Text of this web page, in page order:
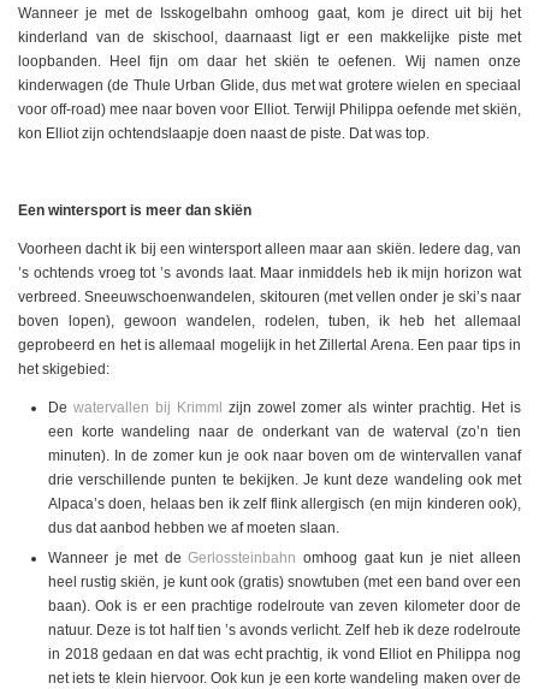
Wanneer je met de Isskogelbahn omhoog gaat, kom je direct uit bij het
kinderland van de skischool, daarnaast ligt er een makkelijke piste met
loopbanden. Heel fijn om daar het skiën te oefenen. Wij namen onze
kinderwagen (de Thule Urban Glide, dus met wat grotere wielen en speciaal
voor off-road) mee naar boven voor Elliot. Terwijl Philippa oefende met skiën,
kon Elliot zijn ochtendslaapje doen naast de piste. Dat was top.
Een wintersport is meer dan skiën
Voorheen dacht ik bij een wintersport alleen maar aan skiën. Iedere dag, van
’s ochtends vroeg tot ’s avonds laat. Maar inmiddels heb ik mijn horizon wat
verbreed. Sneeuwschoenwandelen, skitouren (met vellen onder je ski’s naar
boven lopen), gewoon wandelen, rodelen, tuben, ik heb het allemaal
geprobeerd en het is allemaal mogelijk in het Zillertal Arena. Een paar tips in
het skigebied:
De watervallen bij Krimml
zijn zowel zomer als winter prachtig. Het is
een korte wandeling naar de onderkant van de waterval (zo’n tien
minuten). In de zomer kun je ook naar boven om de wintervallen vanaf
drie verschillende punten te bekijken. Je kunt deze wandeling ook met
Alpaca’s doen, helaas ben ik zelf flink allergisch (en mijn kinderen ook),
dus dat aanbod hebben we af moeten slaan.
Wanneer je met deGerlossteinbahn omhoog gaat kun je niet alleen
heel rustig skiën, je kunt ook (gratis) snowtuben (met een band over een
baan). Ook is er een prachtige rodelroute van zeven kilometer door de
natuur. Deze is tot half tien ’s avonds verlicht. Zelf heb ik deze rodelroute
in 2018 gedaan en dat was echt prachtig, ik vond Elliot en Philippa nog
net iets te klein hiervoor. Ook kun je een korte wandeling maken over de